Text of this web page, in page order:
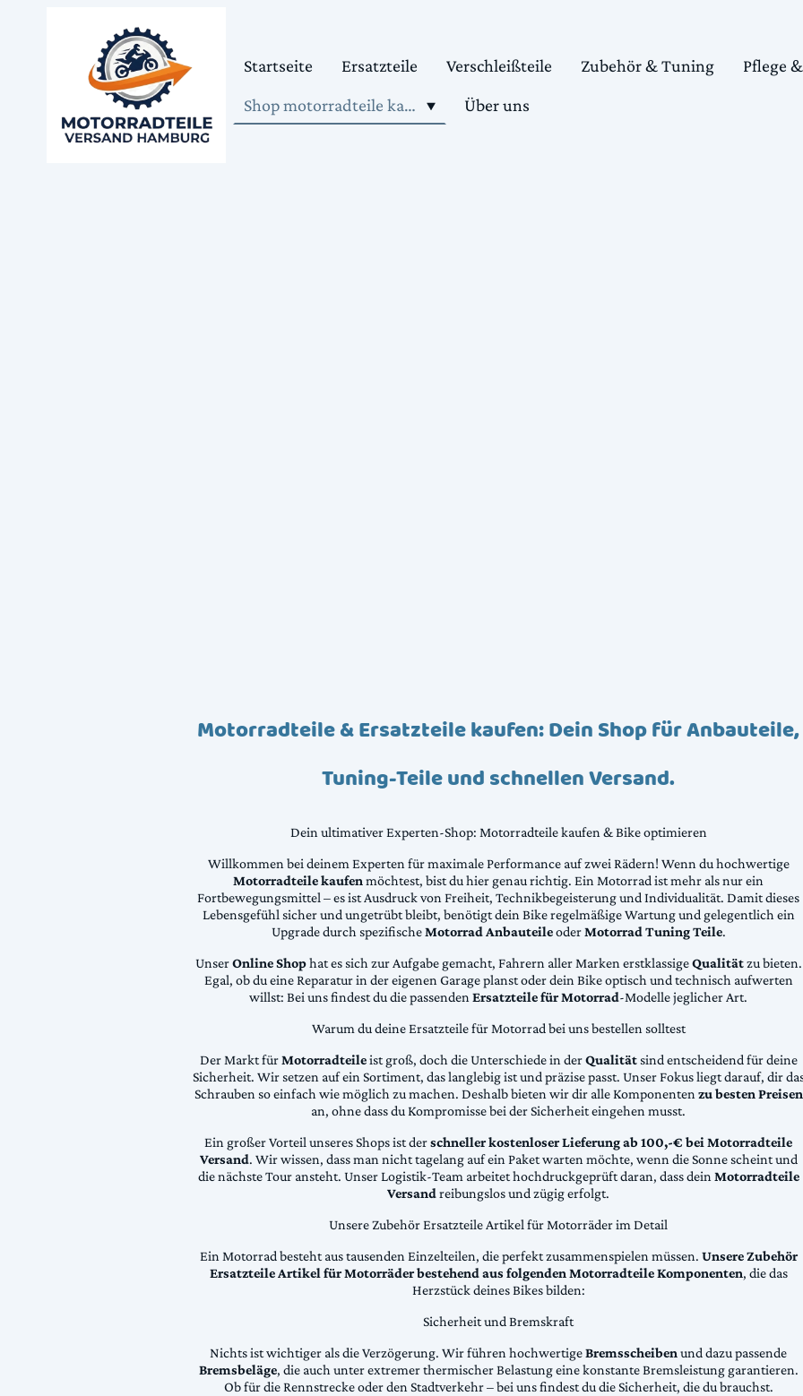
Startseite Ersatzteile Verschleißteile Zubehör & Tuning
Pflege
Shop motorradteile kaufen
Über uns
Motorradteile & Ersatzteile kaufen: Dein Shop für Anbauteile,
Tuning-Teile und schnellen Versand.
Dein ultimativer Experten-Shop: Motorradteile kaufen & Bike optimieren
Willkommen bei deinem Experten für maximale Performance auf zwei Rädern! Wenn du hochwertige
Motorradteile kaufenmöchtest, bist du hier genau richtig. Ein Motorrad ist mehr als nur ein
Fortbewegungsmittel – es ist Ausdruck von Freiheit, Technikbegeisterung und Individualität. Damit dieses
Lebensgefühl sicher und ungetrübt bleibt, benötigt dein Bike regelmäßige Wartung und gelegentlich ein
Upgrade durch spezifischeMotorrad AnbauteileoderMotorrad Tuning Teile.
UnserOnline Shophat es sich zur Aufgabe gemacht, Fahrern aller Marken erstklassigeQualitätzu bieten.
Egal, ob du eine Reparatur in der eigenen Garage planst oder dein Bike optisch und technisch aufwerten
willst: Bei uns findest du die passendenErsatzteile für Motorrad-Modelle jeglicher Art.
Warum du deine Ersatzteile für Motorrad bei uns bestellen solltest
Der Markt fürMotorradteileist groß, doch die Unterschiede in derQualitätsind entscheidend für deine
Sicherheit. Wir setzen auf ein Sortiment, das langlebig ist und präzise passt. Unser Fokus liegt darauf, dir
Schrauben so einfach wie möglich zu machen. Deshalb bieten wir dir alle Komponentenzu besten Preisen
an, ohne dass du Kompromisse bei der Sicherheit eingehen musst.
Ein großer Vorteil unseres Shops ist derschneller kostenloser Lieferung ab 100,-€ bei Motorradteile
Versand. Wir wissen, dass man nicht tagelang auf ein Paket warten möchte, wenn die Sonne scheint und
die nächste Tour ansteht. Unser Logistik-Team arbeitet hochdruckgeprüft daran, dass deinMotorradteile
Versandreibungslos und zügig erfolgt.
Unsere Zubehör Ersatzteile Artikel für Motorräder im Detail
Ein Motorrad besteht aus tausenden Einzelteilen, die perfekt zusammenspielen müssen. Unsere Zubehör
Ersatzteile Artikel für Motorräder bestehend aus folgenden Motorradteile Komponenten, die das
Herzstück deines Bikes bilden:
Sicherheit und Bremskraft
Nichts ist wichtiger als die Verzögerung. Wir führen hochwertigeBremsscheibenund dazu passende
Bremsbeläge, die auch unter extremer thermischer Belastung eine konstante Bremsleistung garantieren.
Ob für die Rennstrecke oder den Stadtverkehr – bei uns findest du die Sicherheit, die du brauchst.